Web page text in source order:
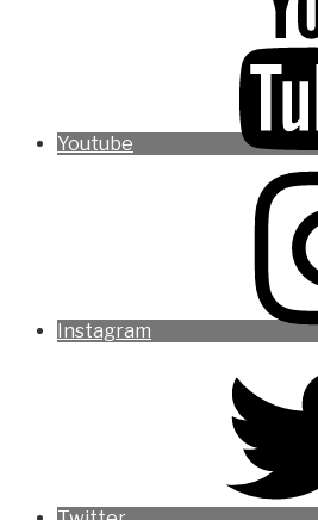
Youtube
Instagram